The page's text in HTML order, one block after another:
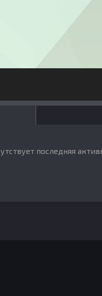
последняя